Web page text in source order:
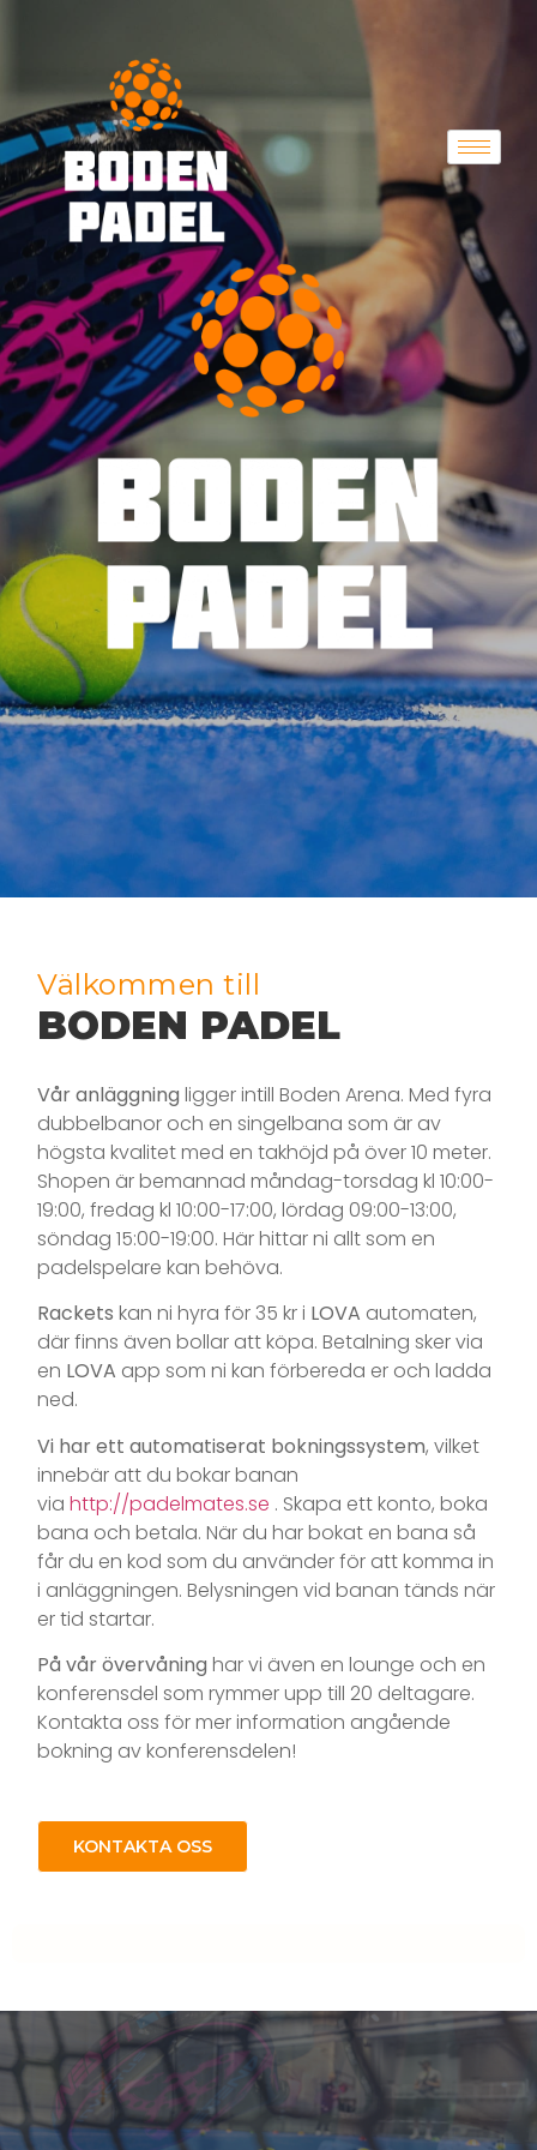
Välkommen till
BODEN PADEL
Vår anläggning ligger intill Boden Arena. Med fyra
dubbelbanor och en singelbana som är av
högsta kvalitet med en takhöjd på över 10 meter.
Shopen är bemannad måndag-torsdag kl 10:00-
19:00, fredag kl 10:00-17:00, lördag 09:00-13:00,
söndag 15:00-19:00. Här hittar ni allt som en
padelspelare kan behöva.
Rackets kan ni hyra för 35 kr i LOVA automaten,
där finns även bollar att köpa. Betalning sker via
en LOVA app som ni kan förbereda er och ladda
ned.
Vi har ett automatiserat bokningssystem, vilket
innebär att du bokar banan
via http://padelmates.se . Skapa ett konto, boka
bana och betala. När du har bokat en bana så
får du en kod som du använder för att komma in
i anläggningen. Belysningen vid banan tänds när
er tid startar.
På vårövervåning har vi även en lounge och en
konferensdel som rymmer upp till 20 deltagare.
Kontakta oss för mer information angående
bokning av konferensdelen!
KONTAKTA OSS